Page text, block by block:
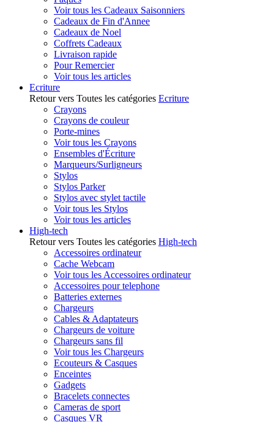
Voir tous les Cadeaux Saisonniers
Cadeaux de Fin d'Annee
Cadeaux de Noel
Coffrets Cadeaux
Livraison rapide
Pour Remercier
Voir tous les articles
Ecriture
Retour vers Toutes les catégories Ecriture
Crayons
Crayons de couleur
Porte-mines
Voir tous les Crayons
Ensembles d'Écriture
Marqueurs/Surligneurs
Stylos
Stylos Parker
Stylos avec stylet tactile
Voir tous les Stylos
Voir tous les articles
High-tech
Retour vers Toutes les catégories High-tech
Accessoires ordinateur
Cache Webcam
Voir tous les Accessoires ordinateur
Accessoires pour telephone
Batteries externes
Chargeurs
Cables & Adaptateurs
Chargeurs de voiture
Chargeurs sans fil
Voir tous les Chargeurs
Ecouteurs & Casques
Enceintes
Gadgets
Bracelets connectes
Cameras de sport
Casques VR